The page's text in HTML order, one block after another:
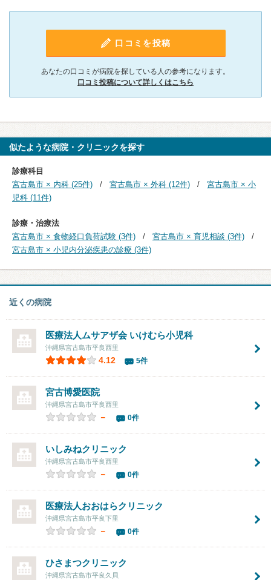
口コミを投稿
あなたの口コミが病院を探している人の参考になります。
口コミ投稿について詳しくはこちら
似たような病院・クリニックを探す
診療科目
宮古島市 × 内科 (25件)
宮古島市 × 外科 (12件)
宮古島市 × 小
児科 (11件)
診療・治療法
宮古島市 × 食物経口負荷試験 (3件)
宮古島市 × 育児相談 (3件)
宮古島市 × 小児内分泌疾患の診療 (3件)
近くの病院
医療法人ムサアザ会 いけむら小児科
沖縄県宮古島市平良西里
4.12 5件
宮古博愛医院
沖縄県宮古島市平良西里
－ 0件
いしみねクリニック
沖縄県宮古島市平良西里
－ 0件
医療法人おおはらクリニック
沖縄県宮古島市平良下里
－ 0件
ひさまつクリニック
沖縄県宮古島市平良久貝